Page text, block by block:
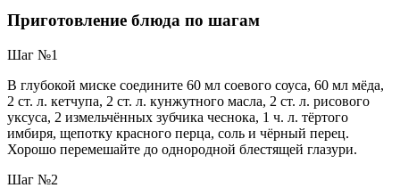
Приготовление блюда по шагам
Шаг №1
В глубокой миске соедините 60 мл соевого соуса, 60 мл мёда,
2 ст. л. кетчупа, 2 ст. л. кунжутного масла, 2 ст. л. рисового
уксуса, 2 измельчённых зубчика чеснока, 1 ч. л. тёртого
имбиря, щепотку красного перца, соль и чёрный перец.
Хорошо перемешайте до однородной блестящей глазури.
Шаг №2